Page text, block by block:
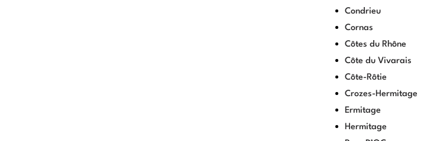
Condrieu
Cornas
Côtes du Rhône
Côte du Vivarais
Côte-Rôtie
Crozes-Hermitage
Ermitage
Hermitage